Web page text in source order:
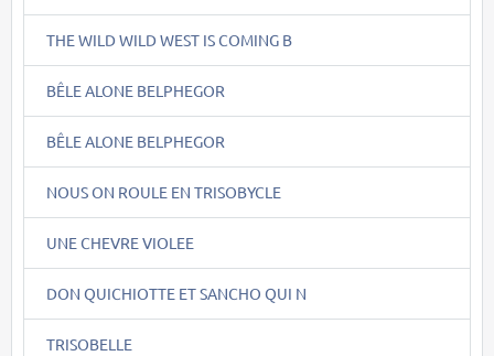
THE WILD WILD WEST IS COMING B
BÊLE ALONE BELPHEGOR
BÊLE ALONE BELPHEGOR
NOUS ON ROULE EN TRISOBYCLE
UNE CHEVRE VIOLEE
DON QUICHIOTTE ET SANCHO QUI N
TRISOBELLE